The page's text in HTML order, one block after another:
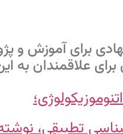
برای آموزش و
برای علاقمندان به
تطبیقی،